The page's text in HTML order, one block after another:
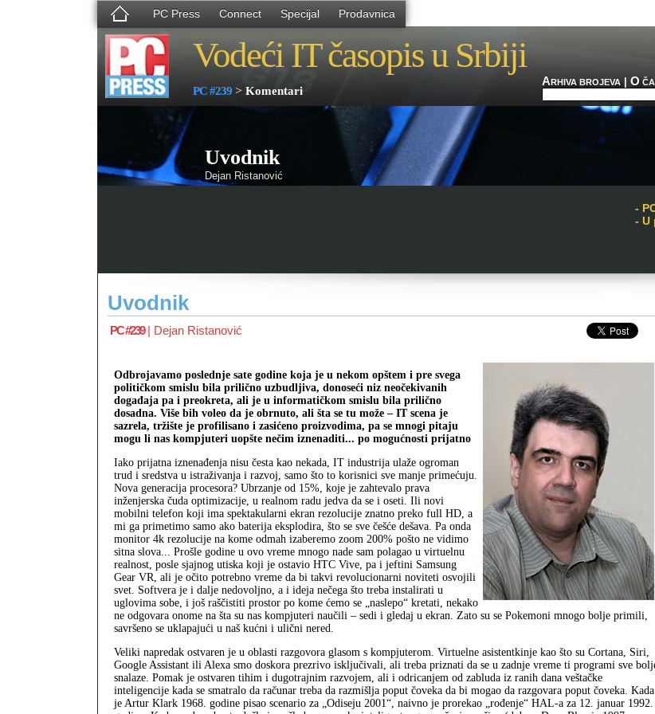
PC Press Connect Specijal Prodavnica
Vodeći IT časopis u Srbiji
PC #239 > Komentari
ARHIVA BROJEVA| O
Uvodnik
Dejan Ristanović
-
- U
Uvodnik
PC #239| Dejan Ristanović
Odbrojavamo poslednje sate godine koja je u nekom opštem i pre svega
političkom smislu bila prilično uzbudljiva, donoseći niz neočekivanih
događaja pa i preokreta, ali je u informatičkom smislu bila prilično
dosadna. Više bih voleo da je obrnuto, ali šta se tu može – IT scena je
sazrela, tržište je profilisano i zasićeno proizvodima, pa se mnogi pitaju
mogu li nas kompjuteri uopšte nečim iznenaditi... po mogućnosti prijatno
Iako prijatna iznenađenja nisu česta kao nekada, IT industrija ulaže ogroman
trud i sredstva u istraživanja i razvoj, samo što to korisnici sve manje primećuju.
Nova generacija procesora? Ubrzanje od 15%, koje je zahtevalo prava
inženjerska čuda optimizacije, u realnom radu jedva da se i oseti. Ili novi
mobilni telefon koji ima spektakularni ekran rezolucije znatno preko full HD, a
mi ga primetimo samo ako baterija eksplodira, što se sve češće dešava. Pa onda
monitor 4k rezolucije na kome odmah izaberemo zoom 200% pošto ne vidimo
sitna slova... Prošle godine u ovo vreme mnogo nade sam polagao u virtuelnu
realnost, posle sjajnog utiska koji je ostavio HTC Vive, pa i jeftini Samsung
Gear VR, ali je očito potrebno vreme da bi takvi revolucionarni noviteti osvojili
svet. Softvera je i dalje nedovoljno, a i ideja nečega što treba instalirati u
uglovima sobe, i još raščistiti prostor po kome ćemo se „naslepo“ kretati, nekako
ne odgovara onome na šta su nas kompjuteri naučili – sedi i gledaj u ekran. Zato su se Pokemoni mnogo bolje primili,
savršeno se uklapajući u naš kućni i ulični nered.
Veliki napredak ostvaren je u oblasti razgovora glasom s kompjuterom. Virtuelne asistentkinje kao što su Cortana, Siri,
Google Assistant ili Alexa smo doskora prezrivo isključivali, ali treba priznati da se u zadnje vreme ti programi sve
snalaze. Pomak je ostvaren tihim i dugotrajnim razvojem, ali i odricanjem od zabluda iz ranih dana veštačke
inteligencije kada se smatralo da računar treba da razmišlja poput čoveka da bi mogao da razgovara poput čoveka. Kada
je Artur Klark 1968. godine pisao scenario za „Odiseju 2001“, naivno je prorekao „rođenje“ HAL-a za 12. januar 1992.